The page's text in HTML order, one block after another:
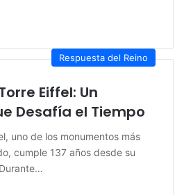
Respuesta del Reino
Eiffel: Un
Desafía el Tiempo
uno de los monumentos más
cumple 137 años desde su